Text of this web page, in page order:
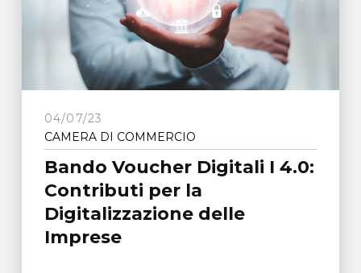
04/07/23
CAMERA DI COMMERCIO
Bando Voucher Digitali I 4.0:
Contributi per la
Digitalizzazione delle
Imprese